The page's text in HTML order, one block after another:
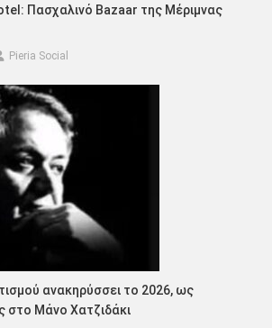
Πασχαλινό Bazaar της Μέριμνας
Pieria Social
ανακηρύσσει το 2026, ως
στο Μάνο Χατζιδάκι